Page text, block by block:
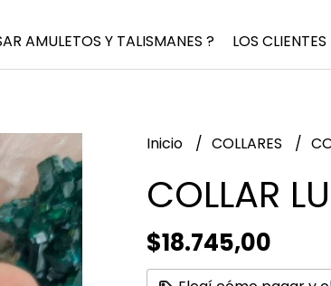
AMULETOS Y TALISMANES ? LOS
Inicio COLLARES
COLLAR
$18.745,00